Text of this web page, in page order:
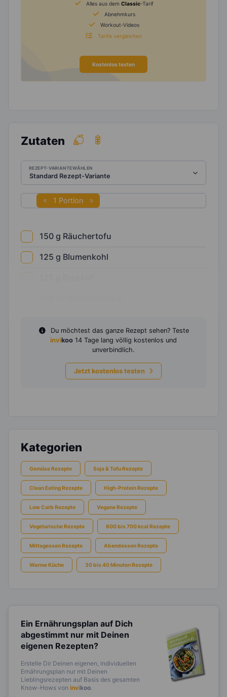
Alles aus dem Classic-Tarif
Abnehmkurs
Workout-Videos
Tarife vergleichen
Kostenlos testen
Zutaten
REZEPT-VARIANTE WÄHLEN
1 Portion
150 g Räuchertofu
125 g Blumenkohl
Du möchtest das ganze Rezept sehen? Teste
invikoo 14 Tage lang völlig kostenlos und
unverbindlich.
Jetzt kostenlos testen
Kategorien
Gemüse Rezepte Soja & Tofu Rezepte
Clean Eating Rezepte High-Protein Rezepte
Low Carb Rezepte Vegane Rezepte
Vegetarische Rezepte 600 bis 700 kcal Rezepte
Mittagessen Rezepte Abendessen Rezepte
Warme Küche 30 bis 40 Minuten Rezepte
Ein Ernährungsplan auf Dich
abgestimmt nur mit Deinen
eigenen Rezepten?
Erstelle Dir Deinen eigenen, individuellen
Ernährungsplan nur mit Deinen
Lieblingsrezepten auf Basis des gesamten
Know-Hows von invikoo